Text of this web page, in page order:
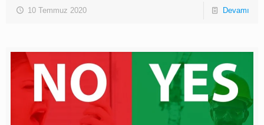
10 Temmuz 2020 Devamı